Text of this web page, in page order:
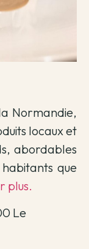
Normandie,
locaux et
abordables
que
plus.
Le